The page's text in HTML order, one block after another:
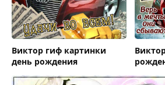
Виктор гиф картинки
день рождения